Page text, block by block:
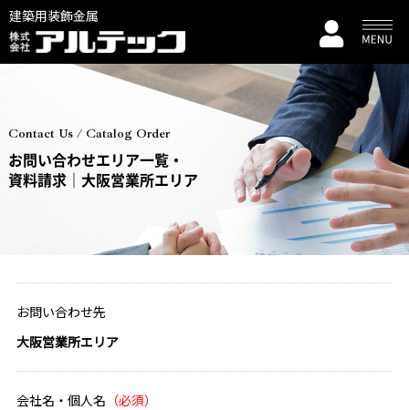
建築用装飾金属
Contact Us / Catalog Order
お問い合わせエリア一覧・
資料請求｜大阪営業所エリア
お問い合わせ先
大阪営業所エリア
会社名・個人名